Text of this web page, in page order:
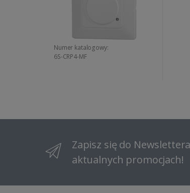
Numer katalogowy:
6S-CRP4-MF
Zapisz się do
aktualnych promocjach!